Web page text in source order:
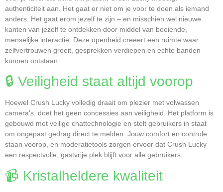
authenticiteit aan. Het gaat er niet om je voor te doen als iemand
anders. Het gaat erom jezelf te zijn – en misschien wel nieuwe
kanten van jezelf te ontdekken door middel van boeiende,
menselijke interactie. Deze openheid creëert een ruimte waar
zelfvertrouwen groeit, gesprekken verdiepen en echte banden
kunnen ontstaan.
🔒 Veiligheid staat altijd voorop
Hoewel Crush Lucky volledig draait om plezier met volwassen
camera's, doet het geen concessies aan veiligheid. Het platform is
gebouwd met veilige chattechnologie en stelt gebruikers in staat
om ongepast gedrag direct te melden. Jouw comfort en controle
staan voorop, en moderatietools zorgen ervoor dat Crush Lucky
een respectvolle, gastvrije plek blijft voor alle gebruikers.
📹 Kristalheldere kwaliteit